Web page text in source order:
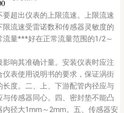
超出仪表的上限流速。上限流速
流速受雷诺数和传感器灵敏度的
量***好在正常流量范围的1/2～
响其准确计量。安装仪表时应注
表使用说明书的要求，保证涡街
度。二、上、下游配管内径应与
传感器同心。四、密封垫不能凸
径大1mm～2mm。五、传感器安